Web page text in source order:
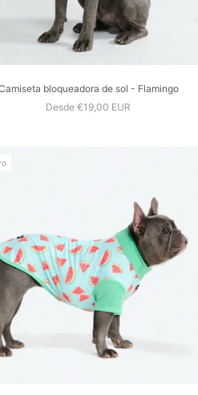
bloqueadora de sol - Flamingo
Desde €19,00 EUR